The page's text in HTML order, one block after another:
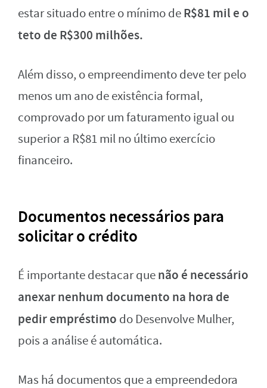
estar situado entre o mínimo deR$81 mil e o
teto de R$300 milhões.
Além disso, o empreendimento deve ter pelo
menos um ano de existência formal,
comprovado por um faturamento igual ou
superior a R$81 mil no último exercício
financeiro.
Documentos necessários para
solicitar o crédito
É importante destacar quenão é necessário
anexar nenhum documento na hora de
pedir empréstimo do Desenvolve Mulher,
pois a análise é automática.
Mas há documentos que a empreendedora